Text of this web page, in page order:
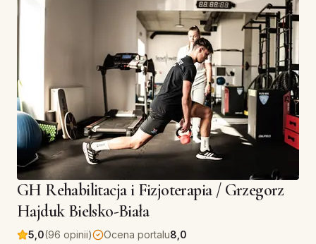
GH Rehabilitacja i Fizjoterapia / Grzegorz
Hajduk Bielsko-Biała
5,0(96 opinii) Ocena portalu8,0